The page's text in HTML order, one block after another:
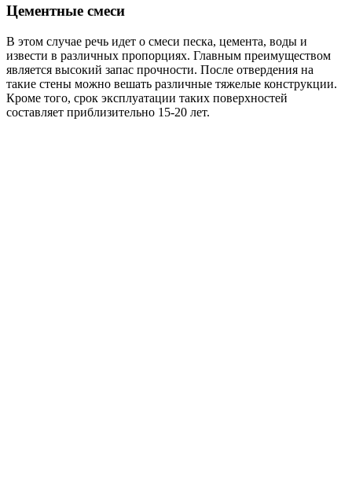
Цементные смеси
В этом случае речь идет о смеси песка, цемента, воды и
извести в различных пропорциях. Главным преимуществом
является высокий запас прочности. После отвердения на
такие стены можно вешать различные тяжелые конструкции.
Кроме того, срок эксплуатации таких поверхностей
составляет приблизительно 15-20 лет.